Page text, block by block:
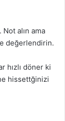
alın ama
değerlendirin.
hızlı döner ki
hissettğinizi